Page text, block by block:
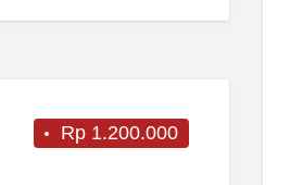
Rp 1.200.000